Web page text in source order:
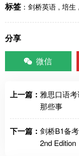
标签 ： 剑桥英语 , 培生 ,
分享
微信
上一篇： 雅思口语
那些事
下一篇： 剑桥B1备
2nd Edition